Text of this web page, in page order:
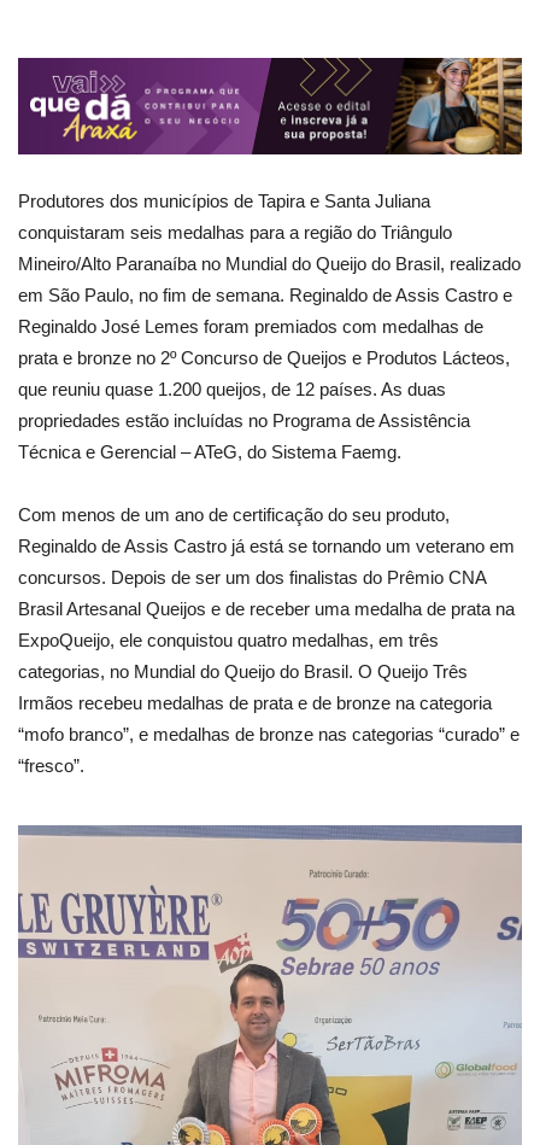
Produtores dos municípios de Tapira e Santa Juliana
conquistaram seis medalhas para a região do Triângulo
Mineiro/Alto Paranaíba no Mundial do Queijo do Brasil, realizado
em São Paulo, no fim de semana. Reginaldo de Assis Castro e
Reginaldo José Lemes foram premiados com medalhas de
prata e bronze no 2º Concurso de Queijos e Produtos Lácteos,
que reuniu quase 1.200 queijos, de 12 países. As duas
propriedades estão incluídas no Programa de Assistência
Técnica e Gerencial – ATeG, do Sistema Faemg.
Com menos de um ano de certificação do seu produto,
Reginaldo de Assis Castro já está se tornando um veterano em
concursos. Depois de ser um dos finalistas do Prêmio CNA
Brasil Artesanal Queijos e de receber uma medalha de prata na
ExpoQueijo, ele conquistou quatro medalhas, em três
categorias, no Mundial do Queijo do Brasil. O Queijo Três
Irmãos recebeu medalhas de prata e de bronze na categoria
“mofo branco”, e medalhas de bronze nas categorias “curado” e
“fresco”.